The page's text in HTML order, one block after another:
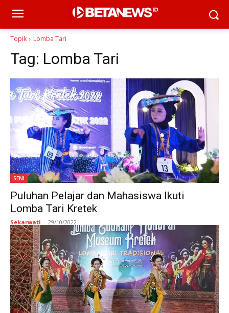
Topik Lomba Tari
Tag: Lomba Tari
SENI
Puluhan Pelajar dan Mahasiswa Ikuti
Lomba Tari Kretek
Sekarwati - 29/10/2022